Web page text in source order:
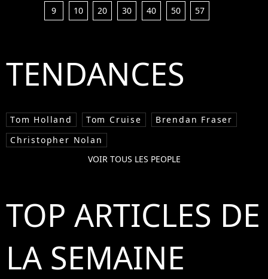
9
10 20 30 40 50 57
TENDANCES
Tom Holland Tom Cruise
Brendan Fraser
Christopher Nolan
VOIR TOUS LES PEOPLE
TOP ARTICLES DE
LA SEMAINE